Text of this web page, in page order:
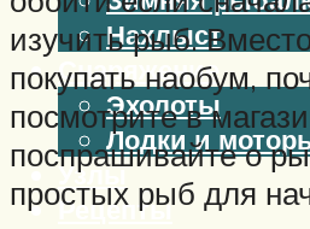
Нахлыст
Снаряжение
Эхолоты
Лодки и
Узлы
Рецепты
изучить рыб.
покупать наобум,
посмотрите в
поспрашивайте о
простых рыб для